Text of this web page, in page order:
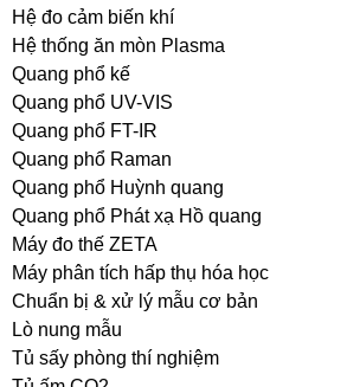
Hệ đo cảm biến khí
Hệ thống ăn mòn Plasma
Quang phổ kế
Quang phổ UV-VIS
Quang phổ FT-IR
Quang phổ Raman
Quang phổ Huỳnh quang
Quang phổ Phát xạ Hồ quang
Máy đo thế ZETA
Máy phân tích hấp thụ hóa học
Chuẩn bị & xử lý mẫu cơ bản
Lò nung mẫu
Tủ sấy phòng thí nghiệm